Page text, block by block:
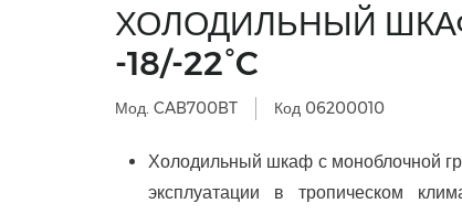
ХОЛОДИЛЬНЫЙ
-18/-22°C
Мод. CAB700BT Код 06200010
Холодильный шкаф с моноблочной
эксплуатации в тропическом